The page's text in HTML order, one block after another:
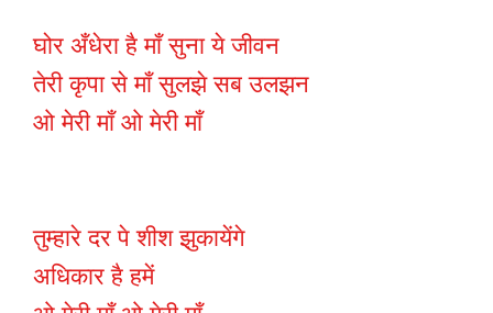
घोर अँधेरा है माँ सुना ये जीवन
तेरी कृपा से माँ सुलझे सब उलझन
ओ मेरी माँ ओ मेरी माँ
तुम्हारे दर पे शीश झुकायेंगे
अधिकार है हमें